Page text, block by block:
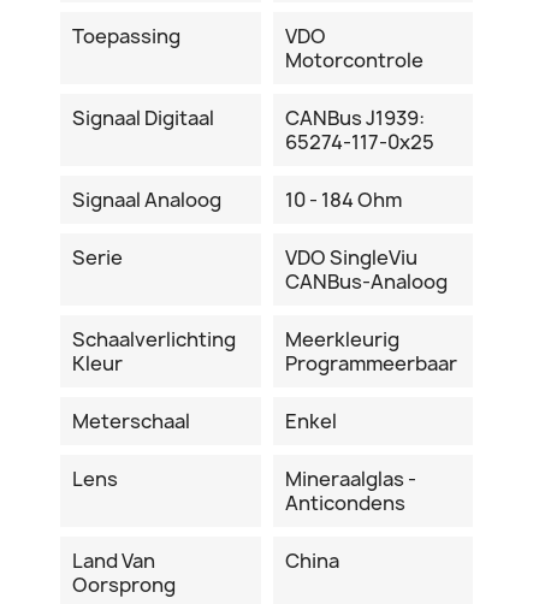
Toepassing
VDO
Motorcontrole
Signaal Digitaal
CANBus J1939:
65274-117-0x25
Signaal Analoog 10 - 184 Ohm
Serie
VDO SingleViu
CANBus-Analoog
Schaalverlichting
Kleur
Meerkleurig
Programmeerbaar
Meterschaal Enkel
Lens
Mineraalglas -
Anticondens
Land Van
Oorsprong
China